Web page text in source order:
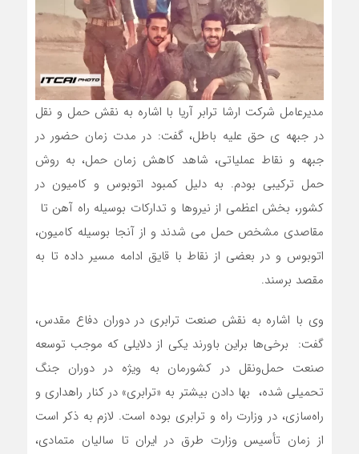
مدیرعامل شرکت ارشا ترابر آریا با اشاره به نقش حمل و نقل
در جبهه ی حق علیه باطل، گفت: در مدت زمان حضور در
جبهه و نقاط عملیاتی، شاهد کاهش زمان حمل، به روش
حمل ترکیبی بودم. به دلیل کمبود اتوبوس و کامیون در
کشور، بخش اعظمی از نیروها و تدارکات بوسیله راه آهن تا
مقاصدی مشخص حمل می شدند و از آنجا بوسیله کامیون،
اتوبوس و در بعضی از نقاط با قایق ادامه مسیر داده تا به
مقصد برسند.
وی با اشاره به نقش صنعت ترابری در دوران دفاع مقدس،
گفت: برخی‌ها براین باورند یکی از دلایلی که موجب توسعه
صنعت حمل‌ونقل در کشورمان به ویژه در دوران جنگ
تحمیلی شده، بها دادن بیشتر به «ترابری» در کنار راهداری و
راه‌سازی، در وزارت راه و ترابری بوده است. لازم به ذکر است
از زمان تأسیس وزارت طرق در ایران تا سالیان متمادی،